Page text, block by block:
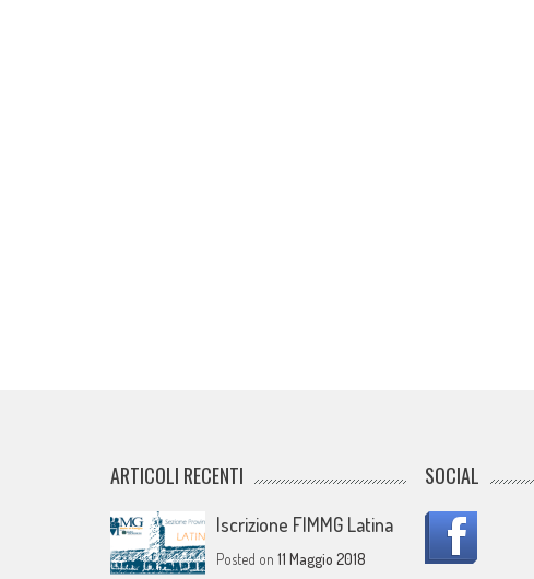
ARTICOLI RECENTI
Iscrizione FIMMG Latina
Posted on11 Maggio 2018
SOCIAL